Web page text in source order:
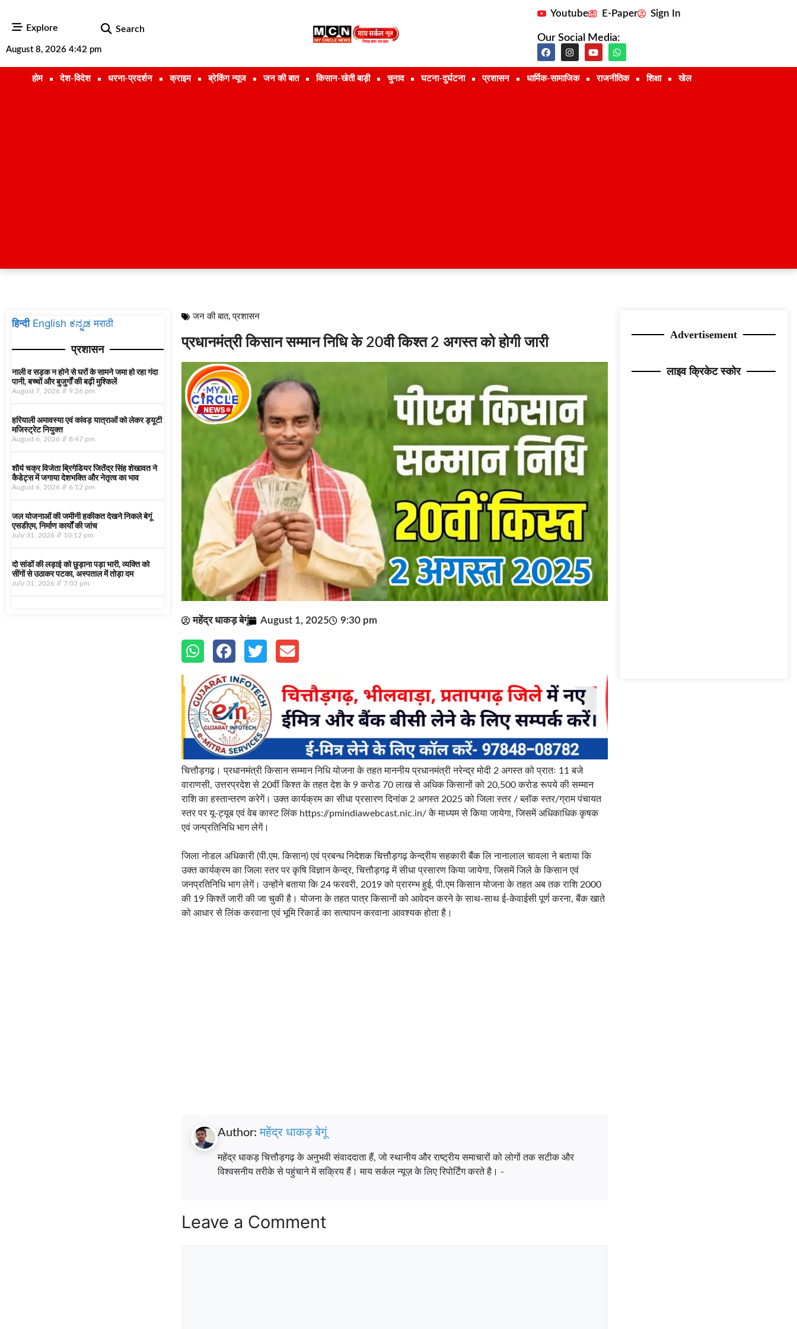
Explore Search
August 8, 2026 4:42 pm
Youtube E-Paper Sign In
Our Social Media:
होम देश-विदेश धरना-प्रदर्शन क्राइम ब्रेकिंग न्यूज जन की बात किसान-खेती बाड़ी चुनाव घटना-दुर्घटना प्रशासन धार्मिक-सामाजिक राजनीतिक शिक्षा खेल
हिन्दी English ಕನ್ನಡ मराठी
प्रशासन
नाली व सड़क न होने से घरों के सामने जमा हो रहा गंदा
पानी, बच्चों और बुजुर्गों की बढ़ी मुश्किलें
August 7, 2026 9:26 pm
हरियाली अमावस्या एवं कांवड़ यात्राओं को लेकर ड्यूटी
मजिस्ट्रेट नियुक्त
August 6, 2026 8:47 pm
शौर्य चक्र विजेता ब्रिगेडियर जितेंद्र सिंह शेखावत ने
कैडेट्स में जगाया देशभक्ति और नेतृत्व का भाव
August 6, 2026 6:12 pm
जल योजनाओं की जमीनी हकीकत देखने निकले बेगूं
एसडीएम, निर्माण कार्यों की जांच
July 31, 2026 10:12 pm
दो सांडों की लड़ाई को छुड़ाना पड़ा भारी, व्यक्ति को
सींगों से उठाकर पटका, अस्पताल में तोड़ा दम
July 31, 2026 7:03 pm
जन की बात,प्रशासन
प्रधानमंत्री किसान सम्मान निधि के 20वी किश्त 2 अगस्त को होगी जारी
महेंद्र धाकड़ बेगूं August 1, 2025 9:30 pm
चित्तौड़गढ़। प्रधानमंत्री किसान सम्मान निधि योजना के तहत माननीय प्रधानमंत्री नरेन्द्र मोदी 2 अगस्त को प्रातः 11 बजे
वाराणसी, उत्तरप्रदेश से 20वीं किश्त के तहत देश के 9 करोड 70 लाख से अधिक किसानों को 20,500 करोड रूपये की सम्मान
राशि का हस्तान्तरण करेगें। उक्त कार्यक्रम का सीधा प्रसारण दिनांक 2 अगस्त 2025 को जिला स्तर / ब्लॉक स्तर/ग्राम पंचायत
स्तर पर यू-ट्यूब एवं वेब कास्ट लिंक https://pmindiawebcast.nic.in/ के माध्यम से किया जायेगा, जिसमें अधिकाधिक कृषक
एवं जन्प्रतिनिधि भाग लेगें।
जिला नोडल अधिकारी (पी.एम. किसान) एवं प्रबन्ध निदेशक चित्तौड़गढ़ केन्द्रीय सहकारी बैंक लि नानालाल चावला ने बताया कि
उक्त कार्यक्रम का जिला स्तर पर कृषि विज्ञान केन्द्र, चित्तौड़गढ़ में सीधा प्रसारण किया जायेगा, जिसमें जिले के किसान एवं
जनप्रतिनिधि भाग लेगें। उन्होंने बताया कि 24 फरवरी, 2019 को प्रारम्भ हुई, पी.एम किसान योजना के तहत अब तक राशि 2000
की 19 किश्तें जारी की जा चुकी है। योजना के तहत पात्र किसानों को आवेदन करने के साथ-साथ ई-केवाईसी पूर्ण करना, बैंक खाते
को आधार से लिंक करवाना एवं भूमि रिकार्ड का सत्यापन करवाना आवश्यक होता है।
Author:महेंद्र धाकड़ बेगूं
महेंद्र धाकड़ चित्तौड़गढ़ के अनुभवी संवाददाता हैं, जो स्थानीय और राष्ट्रीय समाचारों को लोगों तक सटीक और
विश्वसनीय तरीके से पहुंचाने में सक्रिय हैं। माय सर्कल न्यूज़ के लिए रिपोर्टिंग करते है। -
Leave a Comment
Advertisement
लाइव क्रिकेट स्कोर